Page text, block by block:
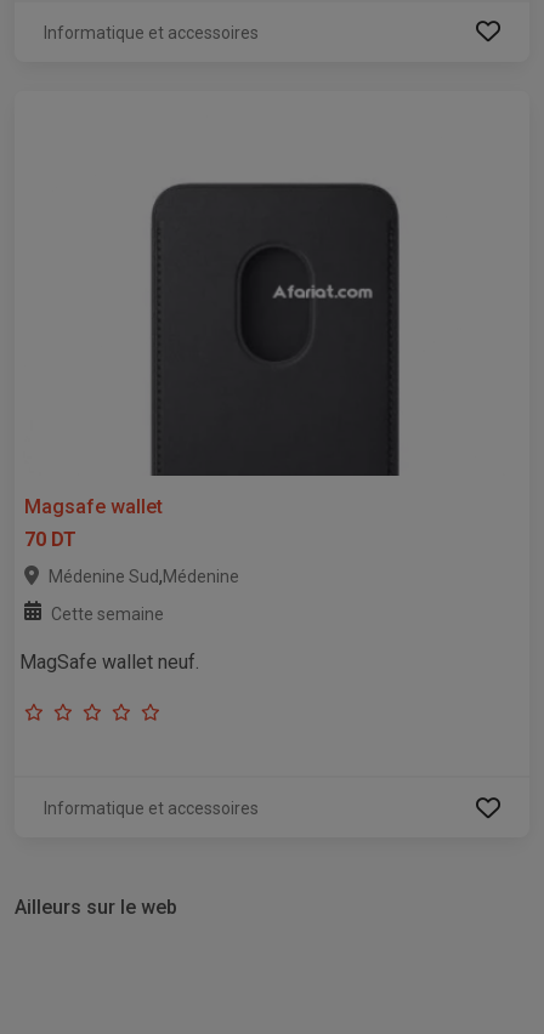
Informatique et accessoires
Magsafe wallet
70 DT
Médenine Sud,Médenine
Cette semaine
MagSafe wallet neuf.
Informatique et accessoires
Ailleurs sur le web